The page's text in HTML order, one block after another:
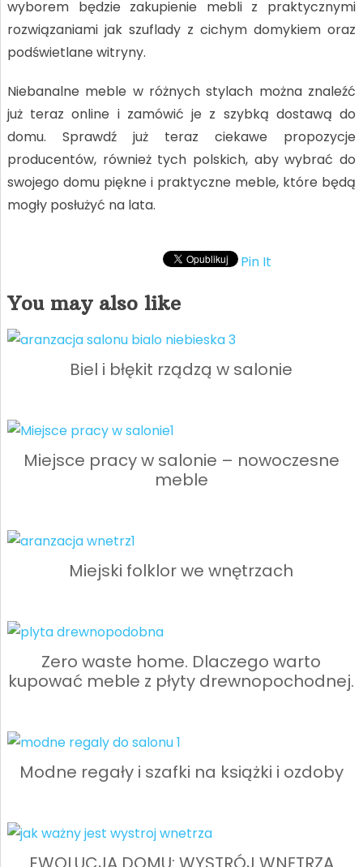
wyborem będzie zakupienie mebli z praktycznymi
rozwiązaniami jak szuflady z cichym domykiem oraz
podświetlane witryny.
Niebanalne meble w różnych stylach można znaleźć
już teraz online i zamówić je z szybką dostawą do
domu. Sprawdź już teraz ciekawe propozycje
producentów, również tych polskich, aby wybrać do
swojego domu piękne i praktyczne meble, które będą
mogły posłużyć na lata.
Pin It
You may also like
Biel i błękit rządzą w salonie
Miejsce pracy w salonie – nowoczesne
meble
Miejski folklor we wnętrzach
Zero waste home. Dlaczego warto
kupować meble z płyty drewnopochodnej.
Modne regały i szafki na książki i ozdoby